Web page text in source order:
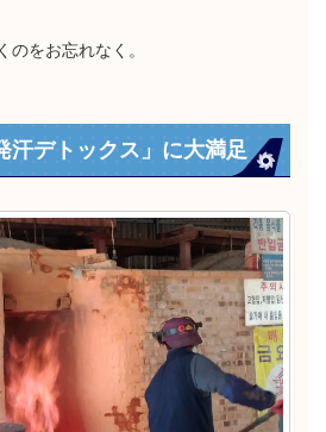
のをお忘れなく。
汗デトックス」に大満足